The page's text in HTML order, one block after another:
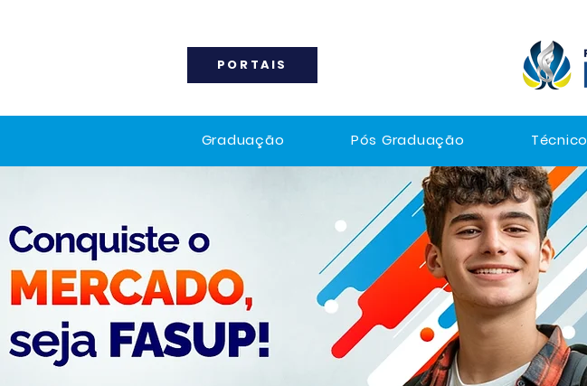
PORTAIS
Graduação Pós Graduação Técnico